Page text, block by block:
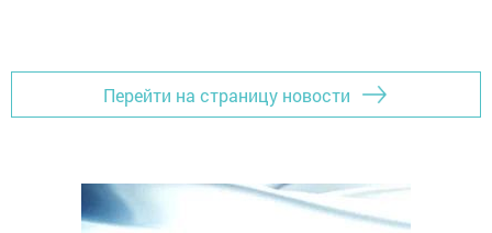
Перейти на страницу новости